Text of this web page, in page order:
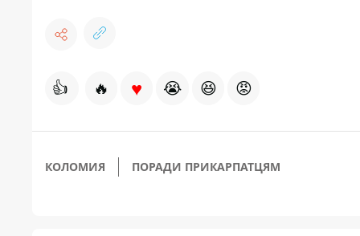
👍 🔥 ♥ 😭 😆 😡
КОЛОМИЯ ПОРАДИ ПРИКАРПАТЦЯМ